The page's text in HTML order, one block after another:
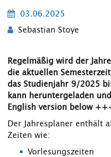
03.06.2025
Sebastian Stoye
Regelmäßig wird der
die aktuellen
das Studienjahr 9/2025
kann heruntergeladen
English version below
Der Jahresplaner enthält
Zeiten wie:
Vorlesungszeiten